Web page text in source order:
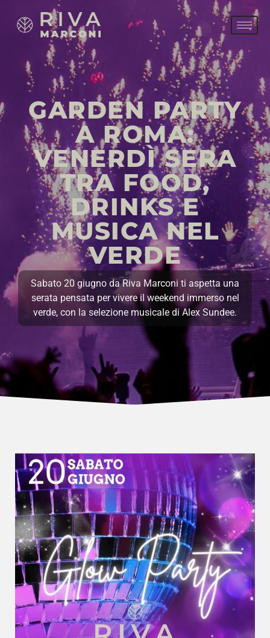
GARDEN PARTY
A ROMA:
VENERDÌ SERA
TRA FOOD,
DRINKS E
MUSICA NEL
VERDE
Sabato 20 giugno da Riva Marconi ti aspetta una
serata pensata per vivere il weekend immerso nel
verde, con la selezione musicale di Alex Sundee.